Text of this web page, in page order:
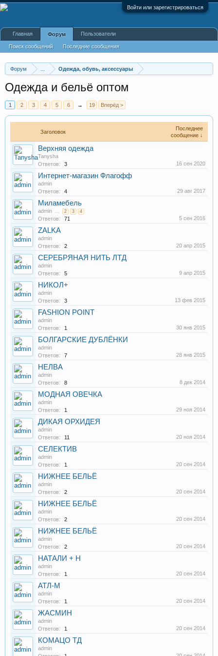
Войти или зарегистрироваться
Форум Одежда, обувь, аксессуары
Одежда и бельё оптом
1 2 3 4 5 6 → 19 Вперёд >
Заголовок
Последнее
сообщение ↓
Верхняя одежда
Tanysha
Ответов:
3 16 сен 2020
Интернет-магазин Флагофф
admin
Ответов:
4 29 авг 2017
Миламебель
admin ... 2 3 4
Ответов: 71 5 сен 2016
ZALKA
admin
Ответов:
2 20 апр 2015
СЕРЕБРЯНАЯ НИТЬ ЛТД
admin
Ответов:
5 9 апр 2015
НИКОЛ+
admin
Ответов:
3 13 фев 2015
FASHION POINT
admin
Ответов:
1 30 янв 2015
БОЛГАРСКИЕ ДУБЛЁНКИ
admin
Ответов:
7 28 янв 2015
НЕЛВА
admin
Ответов:
8 8 дек 2014
МОДНАЯ ОВЕЧКА
admin
Ответов:
1 29 ноя 2014
ДИКАЯ ОРХИДЕЯ
admin
Ответов:
11 20 ноя 2014
СЕЛЕКТИВ
admin
Ответов:
1 20 сен 2014
НИЖНЕЕ БЕЛЬЁ
admin
Ответов:
2 20 сен 2014
НИЖНЕЕ БЕЛЬЁ
admin
Ответов:
2 20 сен 2014
НИЖНЕЕ БЕЛЬЁ
admin
Ответов:
2 20 сен 2014
НАТАЛИ + Н
admin
Ответов:
1 20 сен 2014
АТЛ-М
admin
Ответов:
1 20 сен 2014
ЖАСМИН
admin
Ответов:
1 20 сен 2014
КОМАЦО ТД
admin
Главная Форум
Поиск сообщений Последние сообщения
Пользователи